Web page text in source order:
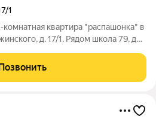
1
квартира "распашонка" в
д. 17/1. Рядом школа 79, дет
спешить на машине? Квартира